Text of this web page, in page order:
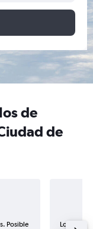
de
de
Posible
Los